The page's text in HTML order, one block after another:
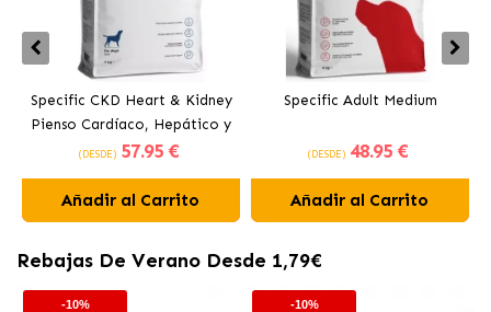
Specific CKD Heart & Kidney
Pienso Cardíaco, Hepático y
Renal para Perros
(DESDE) 57.95 €
Añadir al Carrito
Specific Adult Medium
(DESDE) 48.95 €
Añadir al Carrito
Rebajas De Verano Desde 1,79€
-10% -10%